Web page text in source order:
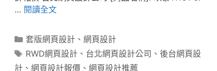
… 閱讀全文
分
類
套版網頁設計 、網頁設計
標
籤
RWD網頁設計 、 台北網頁設計公司 、後台網頁設
計 、 網頁設計報價 、 網頁設計推薦